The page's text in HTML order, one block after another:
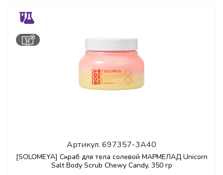
Артикул. 697357-3A40
[SOLOMEYA] Скраб для тела солевой МАРМЕЛАД Unicorn
Salt Body Scrub Chewy Candy, 350 гр